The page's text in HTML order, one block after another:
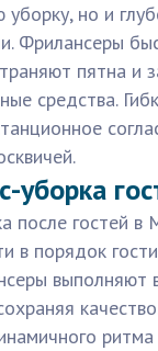
уборку, но и
Фрилансеры
пятна и
средства.
уборка
после гостей в
в порядок
выполняют